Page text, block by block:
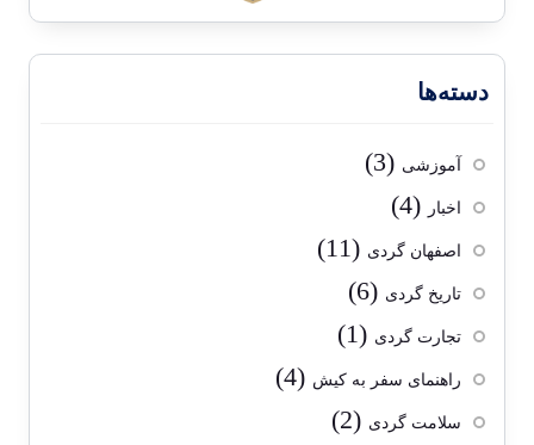
دسته‌ها
آموزشی (3)
اخبار (4)
اصفهان گردی (11)
تاریخ گردی (6)
تجارت گردی (1)
راهنمای سفر به کیش (4)
سلامت گردی (2)